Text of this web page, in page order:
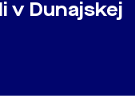
v Dunajskej